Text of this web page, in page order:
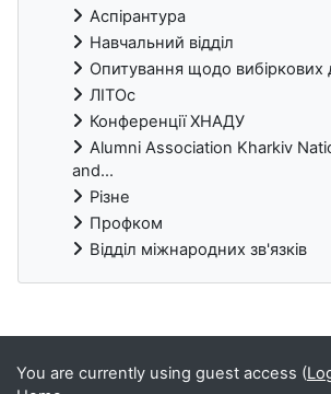
Аспірантура
Навчальний відділ
Опитування щодо вибіркових
ЛІТОс
Конференції ХНАДУ
Alumni Association Kharkiv
and...
Різне
Профком
Відділ міжнародних зв'язків
Blocks
You are currently using guest access (